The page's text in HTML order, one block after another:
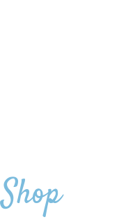
Shop